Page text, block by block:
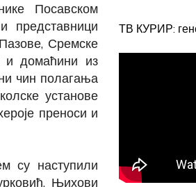
Посавском
представници
Сремске
и домаћини из
чин полагања
установе
преноси и
су наступили
Њихови
ТВ КУРИР: